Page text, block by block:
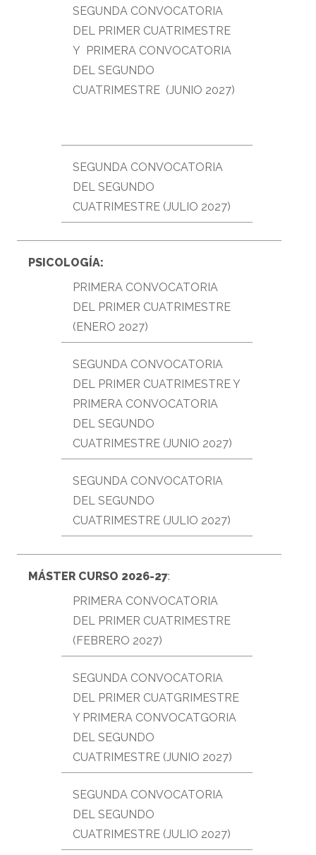
SEGUNDA CONVOCATORIA
DEL PRIMER CUATRIMESTRE
Y PRIMERA CONVOCATORIA
DEL SEGUNDO
CUATRIMESTRE (JUNIO 2027)
SEGUNDA CONVOCATORIA
DEL SEGUNDO
CUATRIMESTRE (JULIO 2027)
PSICOLOGÍA:
PRIMERA CONVOCATORIA
DEL PRIMER CUATRIMESTRE
(ENERO 2027)
SEGUNDA CONVOCATORIA
DEL PRIMER CUATRIMESTRE Y
PRIMERA CONVOCATORIA
DEL SEGUNDO
CUATRIMESTRE (JUNIO 2027)
SEGUNDA CONVOCATORIA
DEL SEGUNDO
CUATRIMESTRE (JULIO 2027)
MÁSTER CURSO 2026-27:
PRIMERA CONVOCATORIA
DEL PRIMER CUATRIMESTRE
(FEBRERO 2027)
SEGUNDA CONVOCATORIA
DEL PRIMER CUATGRIMESTRE
Y PRIMERA CONVOCATGORIA
DEL SEGUNDO
CUATRIMESTRE (JUNIO 2027)
SEGUNDA CONVOCATORIA
DEL SEGUNDO
CUATRIMESTRE (JULIO 2027)